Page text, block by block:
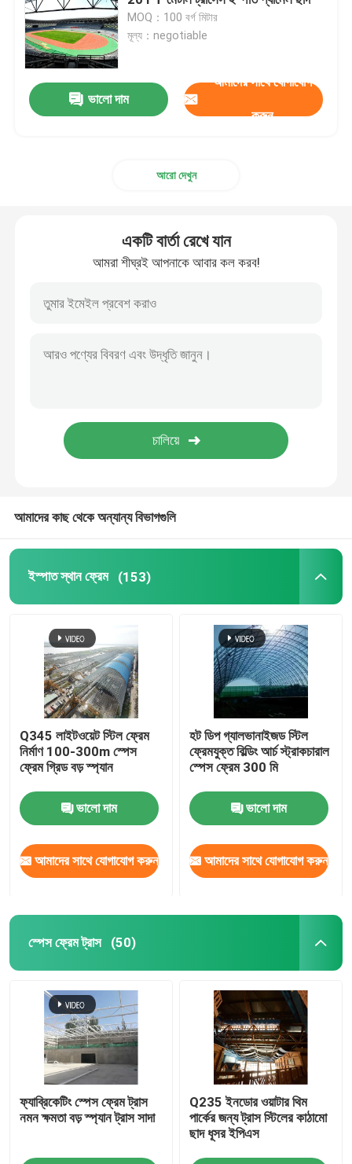
স্পেস ফ্রেম নোড
অ্যালুমিনিয়াম পর্দা প্রাচীর
ছাদের গম্বুজ স্কাইলাইট
গুদাম ছাদ গঠন
MOQ：100 বর্গ মিটার
মূল্য：negotiable
ভালো দাম
আমাদের সাথে যোগাযোগ
করুন
আরো দেখুন
একটি বার্তা রেখে যান
আমরা শীঘ্রই আপনাকে আবার কল করব!
আমাদের কাছ থেকে অন্যান্য বিভাগগুলি
ইস্পাত স্থান ফ্রেম (153)
Q345 লাইটওয়েট স্টিল ফ্রেম
নির্মাণ 100-300m স্পেস
ফ্রেম গ্রিড বড় স্প্যান
ভালো দাম
আমাদের সাথে যোগাযোগ করুন
হট ডিপ গ্যালভানাইজড স্টিল
ফ্রেমযুক্ত বিল্ডিং আর্চ স্ট্রাকচারাল
স্পেস ফ্রেম 300 মি
ভালো দাম
আমাদের সাথে যোগাযোগ করুন
স্পেস ফ্রেম ট্রাস (50)
ফ্যাব্রিকেটিং স্পেস ফ্রেম ট্রাস
নমন ক্ষমতা বড় স্প্যান ট্রাস সাদা
Q235 ইনডোর ওয়াটার থিম
পার্কের জন্য ট্রাস স্টিলের কাঠামো
ছাদ ধূসর ইপিএস